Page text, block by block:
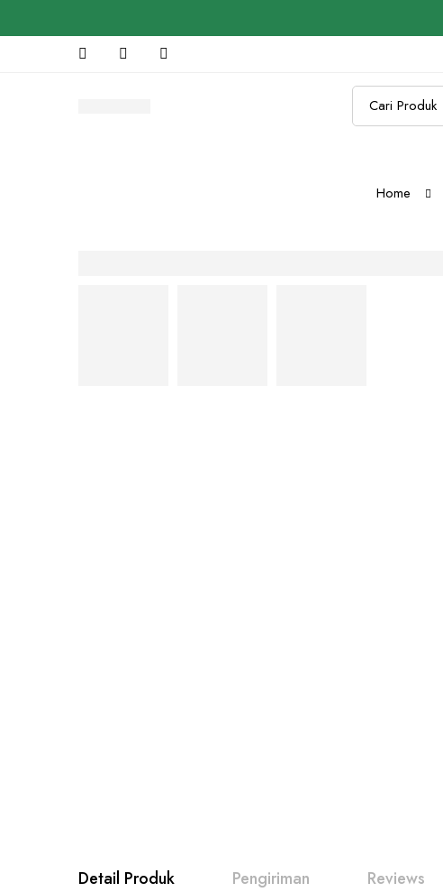
Search
for:
Home
Detail Produk Pengiriman Reviews